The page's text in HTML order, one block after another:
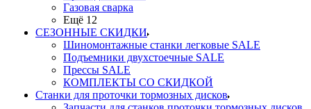
Газовая сварка
Ещё 12
СЕЗОННЫЕ СКИДКИ
Шиномонтажные станки легковые SALE
Подъемники двухстоечные SALE
Прессы SALE
КОМПЛЕКТЫ СО СКИДКОЙ
Станки для проточки тормозных дисков